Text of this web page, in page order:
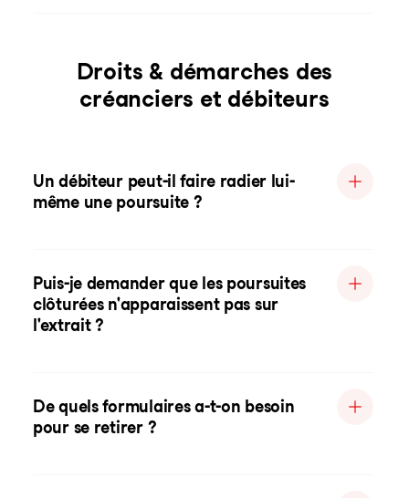
Droits & démarches des
créanciers et débiteurs
Un débiteur peut-il faire radier lui-
même une poursuite ?
Puis-je demander que les poursuites
clôturées n'apparaissent pas sur
l'extrait ?
De quels formulaires a-t-on besoin
pour se retirer ?